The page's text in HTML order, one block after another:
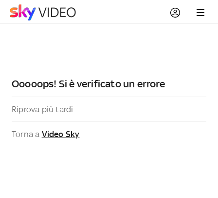
Ooooops! Si è verificato un errore
Riprova più tardi
Torna a Video Sky